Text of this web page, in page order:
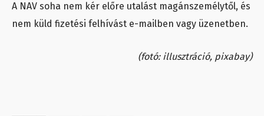
A NAV soha nem kér előre utalást magánszemélytől, és
nem küld fizetési felhívást e-mailben vagy üzenetben.
(fotó: illusztráció, pixabay)